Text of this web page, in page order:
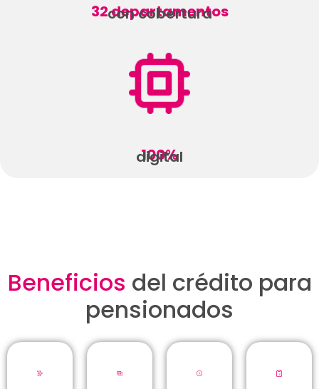
32 departamentos
con cobertura
100%
digital
Beneficios del crédito para
pensionados